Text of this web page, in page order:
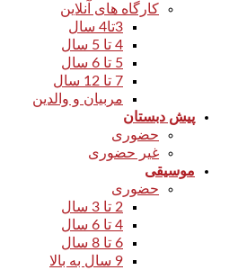
کارگاه های آنلاین
3تا4 سال
4 تا 5 سال
5 تا 6 سال
7 تا 12 سال
مربیان و والدین
پیش دبستان
حضوری
غیر حضوری
موسیقی
حضوری
2 تا 3 سال
4 تا 6 سال
6 تا 8 سال
9 سال به بالا